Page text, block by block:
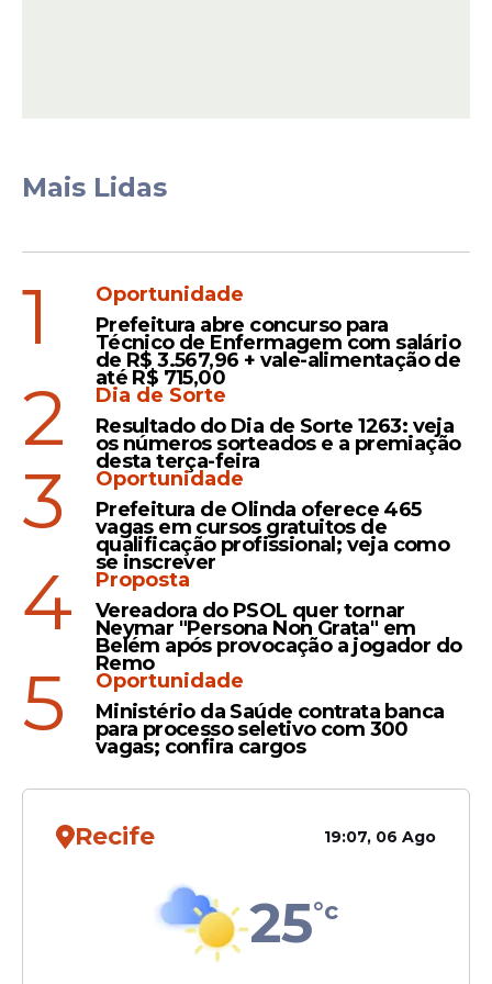
Há informações de que a Peugeot poderá
iniciar uma nova fase de fabricação de
no Brasil com um modelo inédito: o
1008, um SUV compacto menor que o
2008, projetado especialmente para
mercados emergentes como o Brasil.
A data de lançamento desse potencial
concorrente do Fiat Pulse ainda não foi
divulgada.
Mais Lidas
1
Oportunidade
Prefeitura abre concurso para
Técnico de Enfermagem com salário
de R$ 3.567,96 + vale-alimentação de
até R$ 715,00
2
Dia de Sorte
Resultado do Dia de Sorte 1263: veja
os números sorteados e a premiação
desta terça-feira
3
Oportunidade
Prefeitura de Olinda oferece 465
vagas em cursos gratuitos de
qualificação profissional; veja como
se inscrever
4
Proposta
Vereadora do PSOL quer tornar
Neymar "Persona Non Grata" em
Belém após provocação a jogador do
Remo
5
Oportunidade
Ministério da Saúde contrata banca
para processo seletivo com 300
vagas; confira cargos
Recife 19:07, 06 Ago
25°c